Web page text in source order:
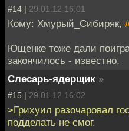
#14 | 29.01.12 16:01
Кому: Хмурый_Сибиряк,
Ющенке тоже дали
закончилось - известно.
Слесарь-ядерщик »
#15 | 29.01.12 16:02
>Грихуил разочаровал
подделать не смог.